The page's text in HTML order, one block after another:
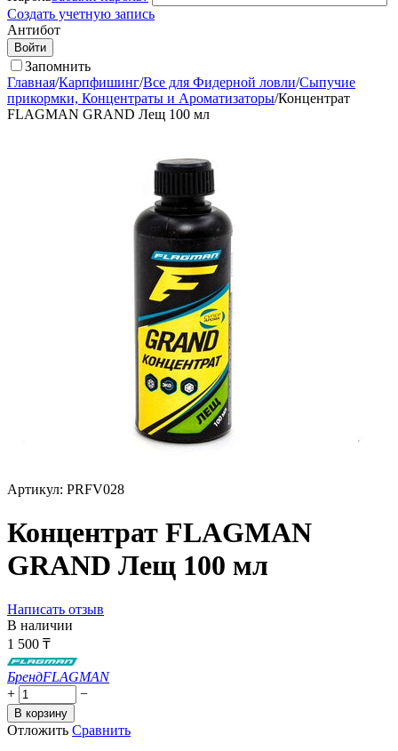
Создать учетную запись
Антибот
Войти
Запомнить
Главная/Карпфишинг/Все для Фидерной ловли/Сыпучие
прикормки, Концентраты и Ароматизаторы/Концентрат
FLAGMAN GRAND Лещ 100 мл
Артикул: PRFV028
Концентрат FLAGMAN
GRAND Лещ 100 мл
Написать отзыв
В наличии
1 500 ₸
БрендFLAGMAN
+
−
В корзину
Отложить Сравнить